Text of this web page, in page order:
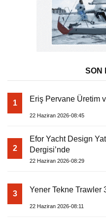
SON
1 Eriş Pervane Üretim
22 Haziran 2026-08:45
2
Efor Yacht Design
Dergisi’nde
22 Haziran 2026-08:29
3 Yener Tekne Trawler
22 Haziran 2026-08:11